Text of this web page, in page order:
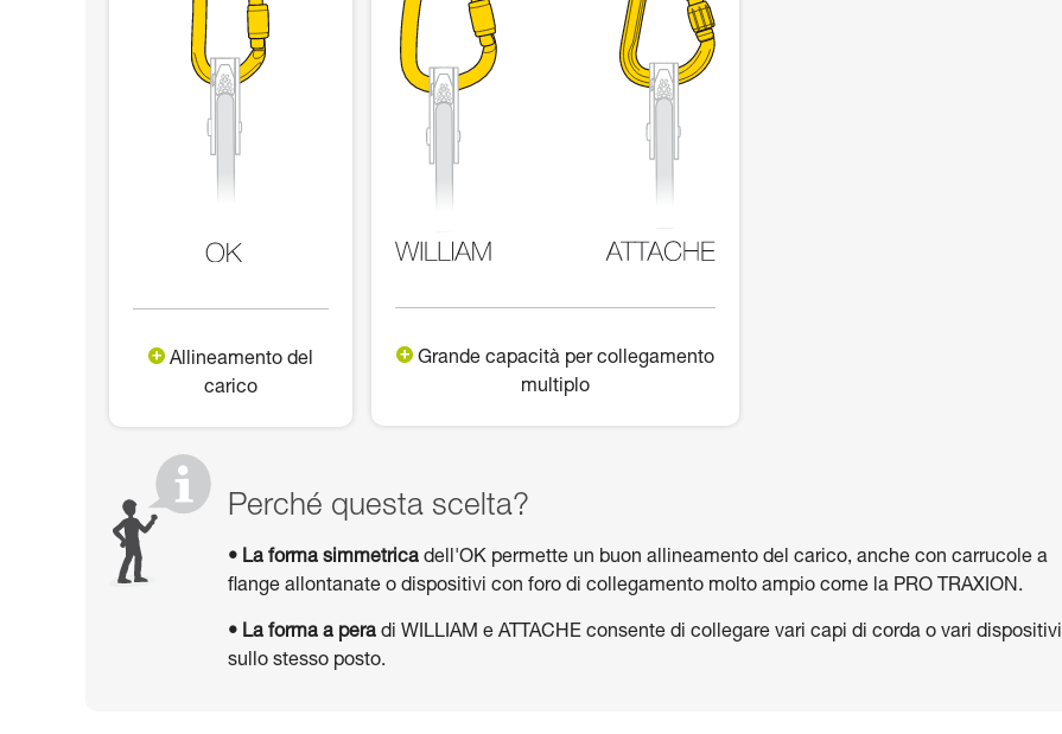
Allineamento del
carico
Grande capacità per collegamento
multiplo
Perché questa scelta?
• La forma simmetrica dell'OK permette un buon allineamento del carico, anche con carrucole a
flange allontanate o dispositivi con foro di collegamento molto ampio come la PRO TRAXION.
• La forma a pera di WILLIAM e ATTACHE consente di collegare vari capi di corda o vari dispositivi
sullo stesso posto.